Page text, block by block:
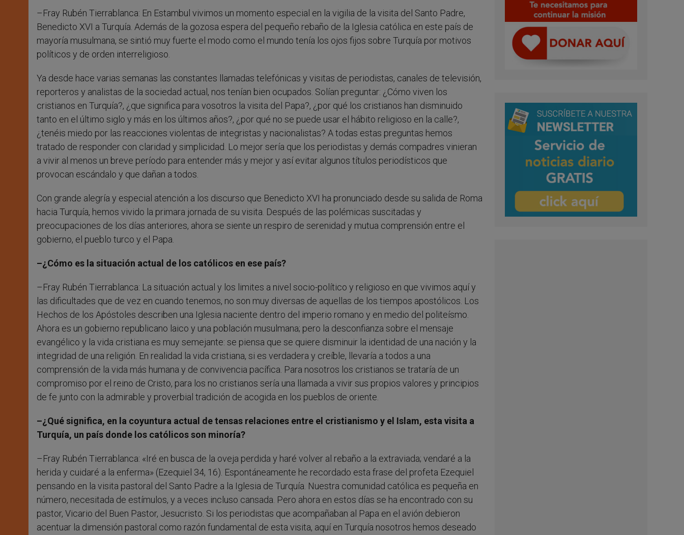
–Fray Rubén Tierrablanca: En Estambul vivimos un momento especial en la vigilia de la visita del Santo Padre,
Benedicto XVI a Turquía. Además de la gozosa espera del pequeño rebaño de la Iglesia católica en este país de
mayoría musulmana, se sintió muy fuerte el modo como el mundo tenía los ojos fijos sobre Turquía por motivos
políticos y de orden interreligioso.
Ya desde hace varias semanas las constantes llamadas telefónicas y visitas de periodistas, canales de televisión,
reporteros y analistas de la sociedad actual, nos tenían bien ocupados. Solían preguntar: ¿Cómo viven los
cristianos en Turquía?, ¿que significa para vosotros la visita del Papa?, ¿por qué los cristianos han disminuido
tanto en el último siglo y más en los últimos años?, ¿por qué no se puede usar el hábito religioso en la calle?,
¿tenéis miedo por las reacciones violentas de integristas y nacionalistas? A todas estas preguntas hemos
tratado de responder con claridad y simplicidad. Lo mejor sería que los periodistas y demás compadres vinieran
a vivir al menos un breve período para entender más y mejor y así evitar algunos títulos periodísticos que
provocan escándalo y que dañan a todos.
Con grande alegría y especial atención a los discurso que Benedicto XVI ha pronunciado desde su salida de Roma
hacia Turquía, hemos vivido la primara jornada de su visita. Después de las polémicas suscitadas y
preocupaciones de los días anteriores, ahora se siente un respiro de serenidad y mutua comprensión entre el
gobierno, el pueblo turco y el Papa.
–¿Cómo es la situación actual de los católicos en ese país?
–Fray Rubén Tierrablanca: La situación actual y los limites a nivel socio-político y religioso en que vivimos aquí y
las dificultades que de vez en cuando tenemos, no son muy diversas de aquellas de los tiempos apostólicos. Los
Hechos de los Apóstoles describen una Iglesia naciente dentro del imperio romano y en medio del politeísmo.
Ahora es un gobierno republicano laico y una población musulmana; pero la desconfianza sobre el mensaje
evangélico y la vida cristiana es muy semejante: se piensa que se quiere disminuir la identidad de una nación y la
integridad de una religión. En realidad la vida cristiana, si es verdadera y creíble, llevaría a todos a una
comprensión de la vida más humana y de convivencia pacífica. Para nosotros los cristianos se trataría de un
compromiso por el reino de Cristo, para los no cristianos sería una llamada a vivir sus propios valores y principios
de fe junto con la admirable y proverbial tradición de acogida en los pueblos de oriente.
–¿Qué significa, en la coyuntura actual de tensas relaciones entre el cristianismo y el Islam, esta visita a
Turquía, un país donde los católicos son minoría?
–Fray Rubén Tierrablanca: «Iré en busca de la oveja perdida y haré volver al rebaño a la extraviada; vendaré a la
herida y cuidaré a la enferma» (Ezequiel 34, 16). Espontáneamente he recordado esta frase del profeta Ezequiel
pensando en la visita pastoral del Santo Padre a la Iglesia de Turquía. Nuestra comunidad católica es pequeña en
número, necesitada de estímulos, y a veces incluso cansada. Pero ahora en estos días se ha encontrado con su
pastor, Vicario del Buen Pastor, Jesucristo. Si los periodistas que acompañaban al Papa en el avión debieron
acentuar la dimensión pastoral como razón fundamental de esta visita, aquí en Turquía nosotros hemos deseado